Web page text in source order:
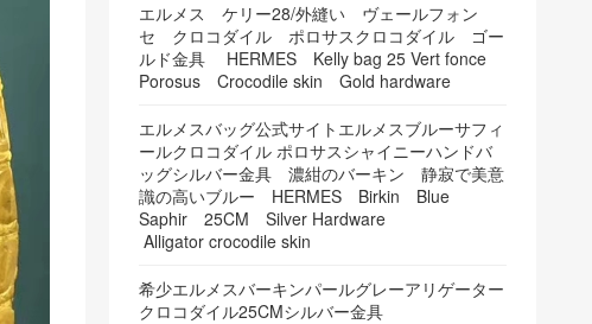
エルメス ケリー28/外縫い ヴェールフォン
セ クロコダイル ポロサスクロコダイル ゴー
ルド金具 HERMES Kelly bag 25 Vert fonce
Porosus Crocodile skin Gold hardware
エルメスバッグ公式サイトエルメスブルーサフィ
ールクロコダイル ポロサスシャイニーハンドバ
ッグシルバー金具 濃紺のバーキン 静寂で美意
識の高いブルー HERMES Birkin Blue
Saphir 25CM Silver Hardware
Alligator crocodile skin
希少エルメスバーキンパールグレーアリゲーター
クロコダイル25CMシルバー金具